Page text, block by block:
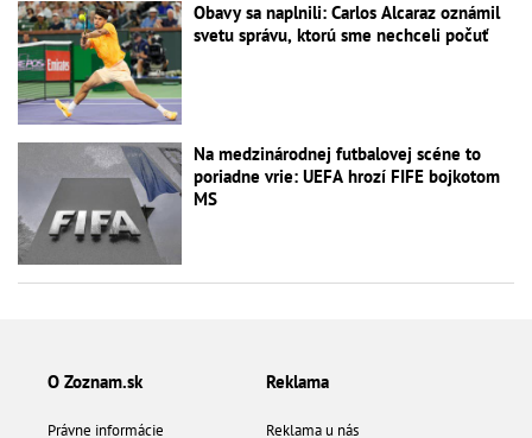
Obavy sa naplnili: Carlos Alcaraz oznámil
svetu správu, ktorú sme nechceli počuť
Na medzinárodnej futbalovej scéne to
poriadne vrie: UEFA hrozí FIFE bojkotom
MS
O Zoznam.sk
Právne informácie
Reklama
Reklama u nás